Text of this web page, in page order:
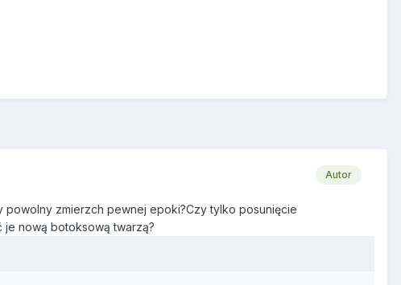
Autor
powolny zmierzch pewnej epoki?Czy tylko posunięcie
je nową botoksową twarzą?